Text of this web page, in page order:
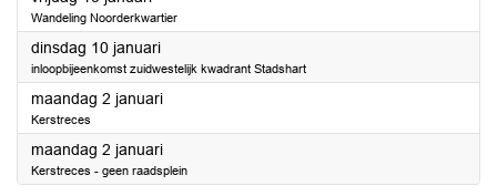
Wandeling Noorderkwartier
dinsdag 10 januari2023
inloopbijeenkomst zuidwestelijk kwadrant Stadshart
maandag 2 januari2023
Kerstreces
maandag 2 januari2023
Kerstreces - geen raadsplein